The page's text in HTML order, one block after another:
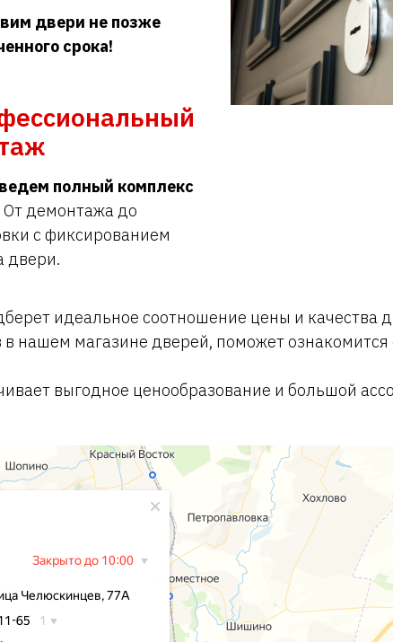
двери не позже
срока!
полный комплекс
От демонтажа до
с фиксированием
двери.
идеальное соотношение цены и качества
нашем магазине дверей, поможет ознакомится
выгодное ценообразование и большой